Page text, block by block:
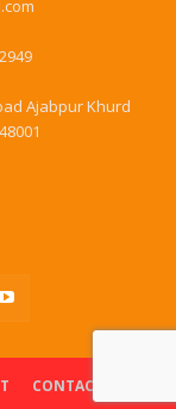
Ajabpur Khurd
CONTACT US